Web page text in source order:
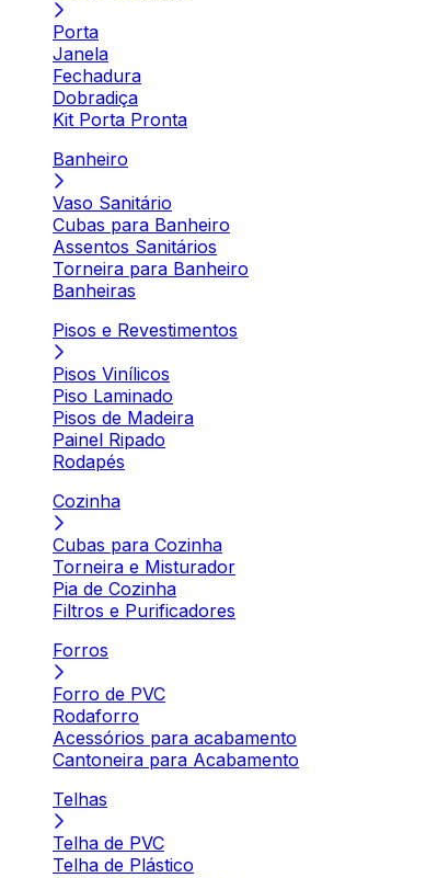
Porta
Janela
Fechadura
Dobradiça
Kit Porta Pronta
Banheiro
Vaso Sanitário
Cubas para Banheiro
Assentos Sanitários
Torneira para Banheiro
Banheiras
Pisos e Revestimentos
Pisos Vinílicos
Piso Laminado
Pisos de Madeira
Painel Ripado
Rodapés
Cozinha
Cubas para Cozinha
Torneira e Misturador
Pia de Cozinha
Filtros e Purificadores
Forros
Forro de PVC
Rodaforro
Acessórios para acabamento
Cantoneira para Acabamento
Telhas
Telha de PVC
Telha de Plástico